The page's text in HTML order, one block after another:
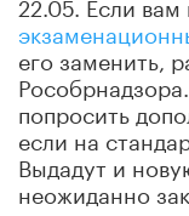
его заменить,
попросить
если на
Выдадут и
неожиданно